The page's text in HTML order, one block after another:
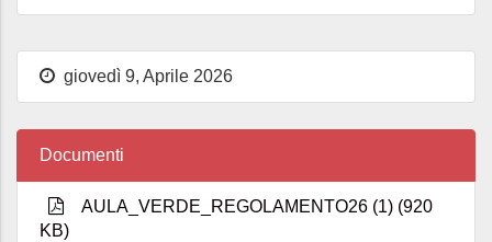
giovedì 9, Aprile 2026
Documenti
AULA_VERDE_REGOLAMENTO26 (1) (920
KB)